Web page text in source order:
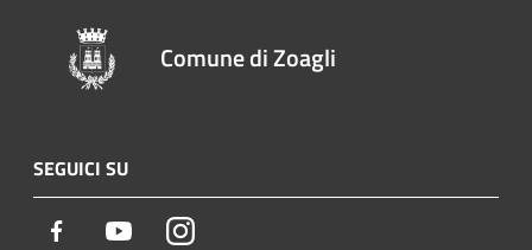
Comune di Zoagli
SEGUICI SU
Facebook YoutubeInstagram